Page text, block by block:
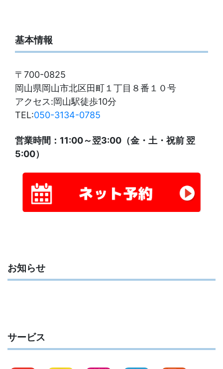
基本情報
〒700-0825
岡山県岡山市北区田町１丁目８番１０号
アクセス:岡山駅徒歩10分
TEL:050-3134-0785
営業時間：11:00～翌3:00（金・土・祝前 翌
5:00）
お知らせ
サービス